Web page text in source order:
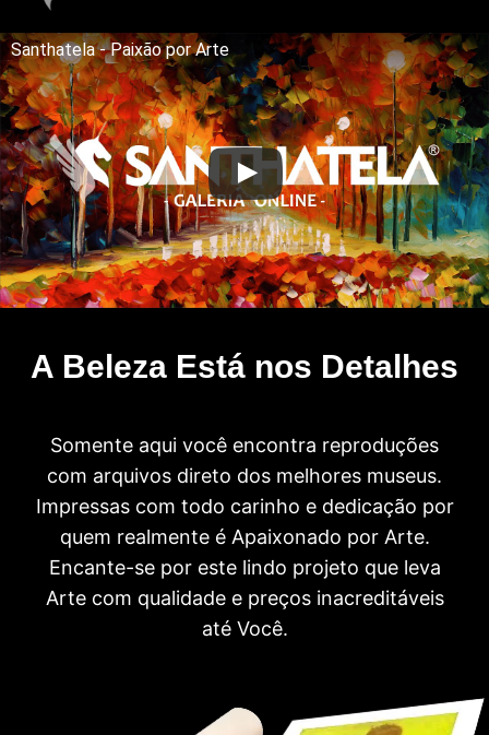
Santhatela - Paixão por Arte
A Beleza Está nos Detalhes
Somente aqui você encontra reproduções
com arquivos direto dos melhores museus.
Impressas com todo carinho e dedicação por
quem realmente é Apaixonado por Arte.
Encante-se por este lindo projeto que leva
Arte com qualidade e preços inacreditáveis
até Você.